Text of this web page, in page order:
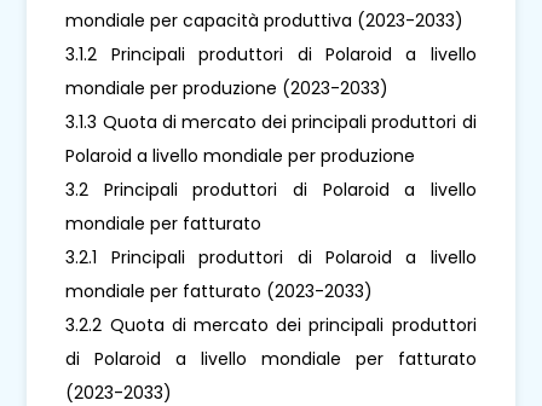
mondiale per capacità produttiva (2023-2033)
3.1.2 Principali produttori di Polaroid a livello
mondiale per produzione (2023-2033)
3.1.3 Quota di mercato dei principali produttori di
Polaroid a livello mondiale per produzione
3.2 Principali produttori di Polaroid a livello
mondiale per fatturato
3.2.1 Principali produttori di Polaroid a livello
mondiale per fatturato (2023-2033)
3.2.2 Quota di mercato dei principali produttori
di Polaroid a livello mondiale per fatturato
(2023-2033)